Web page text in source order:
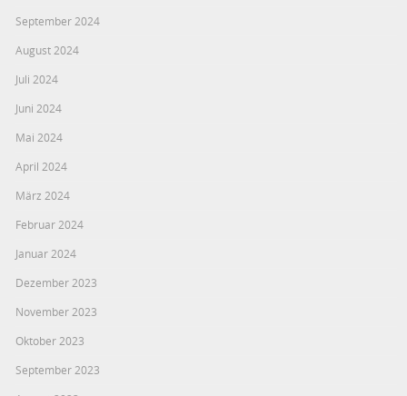
September 2024
August 2024
Juli 2024
Juni 2024
Mai 2024
April 2024
März 2024
Februar 2024
Januar 2024
Dezember 2023
November 2023
Oktober 2023
September 2023